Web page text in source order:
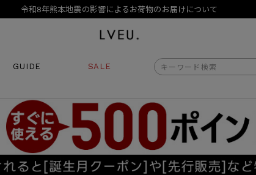
令和8年熊本地震の影響によるお荷物のお届けについて
新規会員登録でもれなく500ポイントプレゼント
令和8年熊本地震の影響によるお荷物のお届けについて
GUIDE SALE
商品番号
商品タイプ